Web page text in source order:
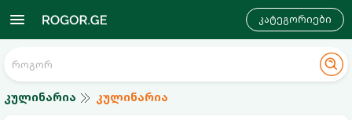
კატეგორიები
კულინარია კულინარია